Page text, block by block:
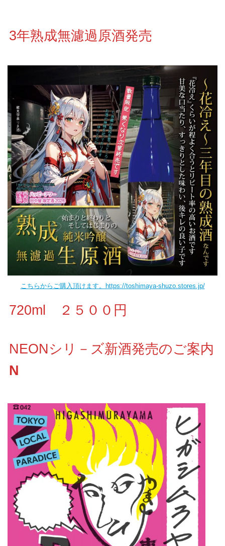
3年熟成無濾過原酒発売
こちらからご購入頂けます。https://toshimaya-shuzo.stores.jp/
720ml ２５００円
NEONシリ－ズ新酒発売のご案内
N